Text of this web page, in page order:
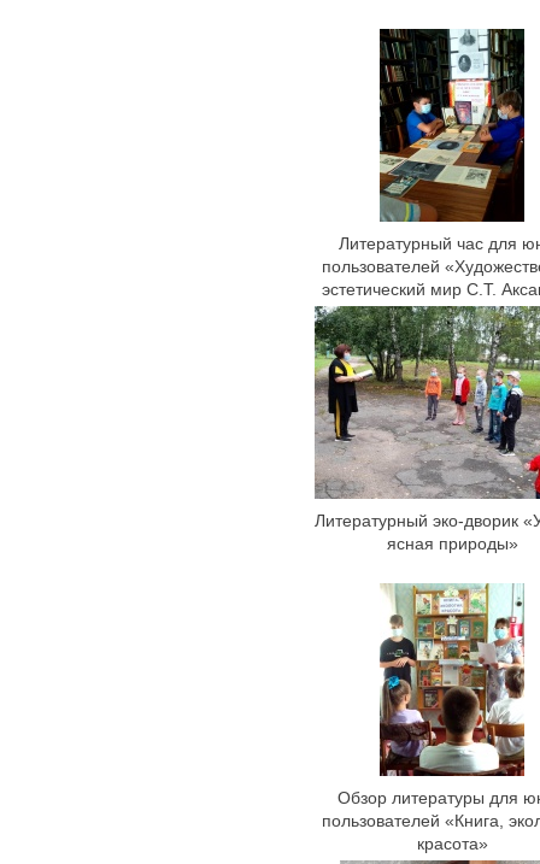
Литературный час для
пользователей
эстетический мир С.Т.
Литературный эко-дворик
ясная природы»
Обзор литературы для
пользователей «Книга,
красота»